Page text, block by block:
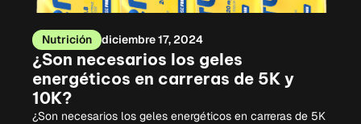
Nutrición diciembre 17, 2024
¿Son necesarios los geles
energéticos en carreras de 5K y
10K?
¿Son necesarios los geles energéticos en carreras de 5K